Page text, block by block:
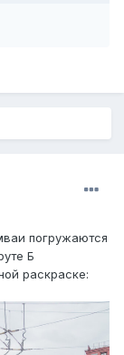
погружаются
Б
раскраске: